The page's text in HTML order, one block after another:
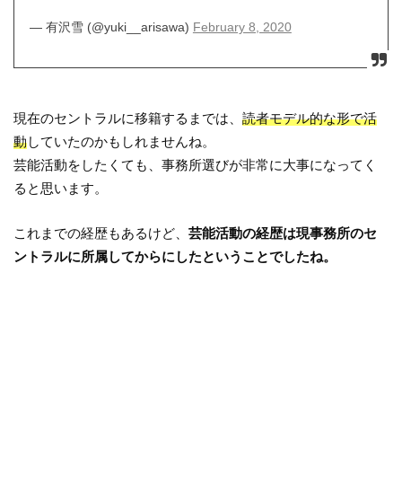
— 有沢雪 (@yuki__arisawa) February 8, 2020
現在のセントラルに移籍するまでは、読者モデル的な形で活
動していたのかもしれませんね。
芸能活動をしたくても、事務所選びが非常に大事になってく
ると思います。
これまでの経歴もあるけど、芸能活動の経歴は現事務所のセ
ントラルに所属してからにしたということでしたね。